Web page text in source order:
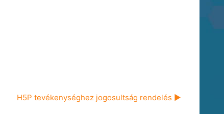
H5P tevékenységhez jogosultság rendelés ▶︎